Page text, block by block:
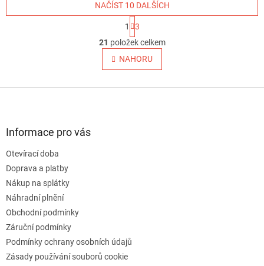
O
v
l
á
u
NAČÍST 10 DALŠÍCH
t
r
á
n
k
v
1
3
21 položek celkem
NAHORU
Informace pro vás
Otevírací doba
Doprava a platby
Nákup na splátky
Náhradní plnění
Obchodní podmínky
Záruční podmínky
Podmínky ochrany osobních údajů
Zásady používání souborů cookie